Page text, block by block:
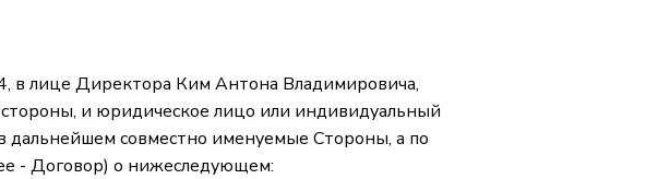
в лице Директора Ким Антона Владимировича,
и юридическое лицо или индивидуальный
дальнейшем совместно именуемые Стороны, а по
- Договор) о нижеследующем: